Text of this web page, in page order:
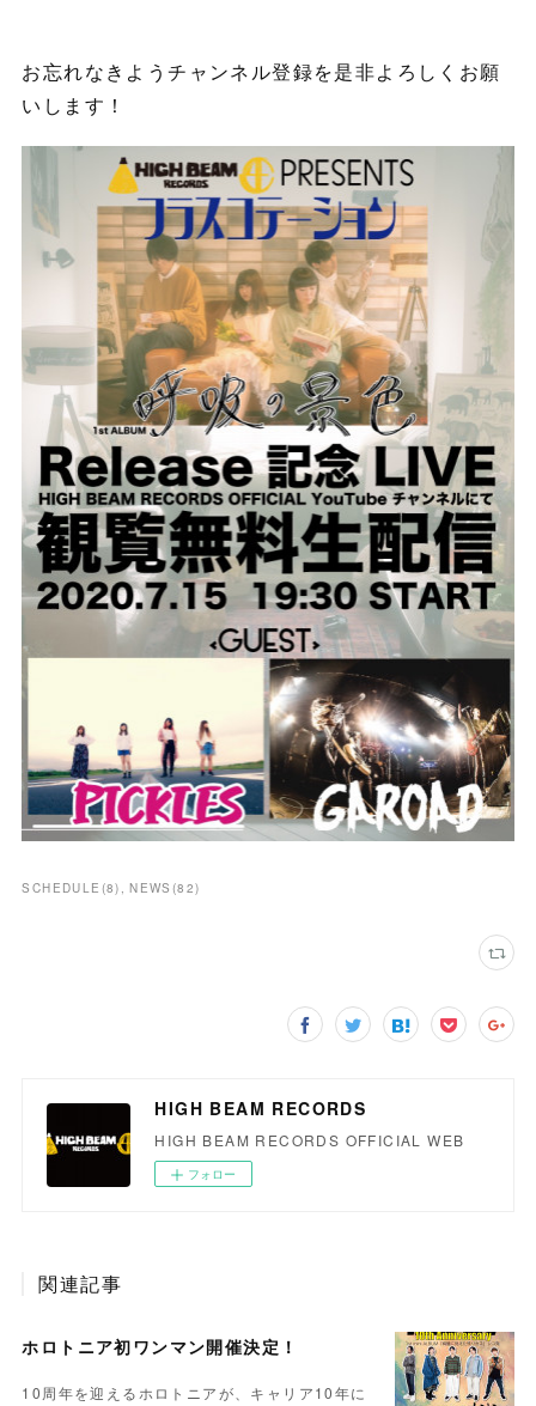
お忘れなきようチャンネル登録を是非よろしくお願
いします！
SCHEDULE (8) NEWS (82)
HIGH BEAM RECORDS
HIGH BEAM RECORDS OFFICIAL WEB
フォロー
関連記事
ホロトニア初ワンマン開催決定！
10周年を迎えるホロトニアが、キャリア10年に